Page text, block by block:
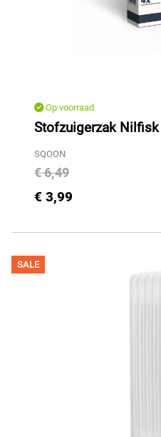
Op voorraad
Stofzuigerzak
SQOON
€ 6,49
€ 3,99
SALE